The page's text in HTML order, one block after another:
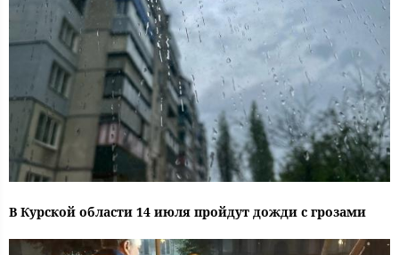
В Курской области 14 июля пройдут дожди с грозами